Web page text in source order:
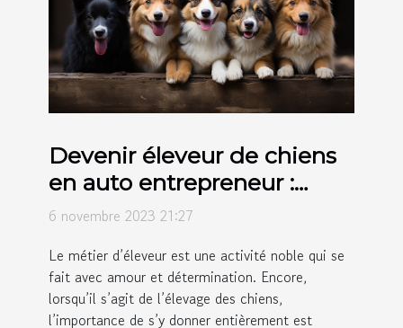
Devenir éleveur de chiens
en auto entrepreneur :
comment s’y prendre ?
6 novembre 2023 21:27
Le métier d’éleveur est une activité noble qui se
fait avec amour et détermination. Encore,
lorsqu’il s’agit de l’élevage des chiens,
l’importance de s’y donner entièrement est